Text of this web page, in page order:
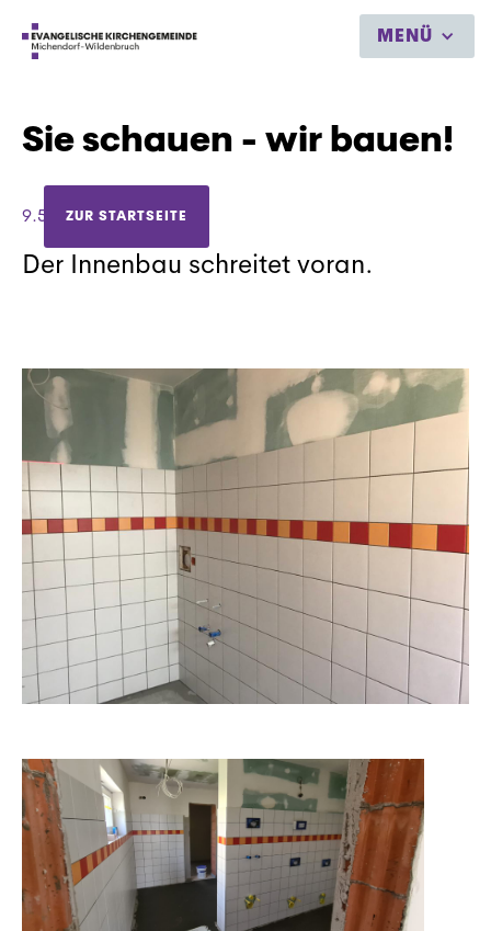
MENÜ
ZUR STARTSEITE
Sie schauen - wir bauen!
9.5.2021
Der Innenbau schreitet voran.